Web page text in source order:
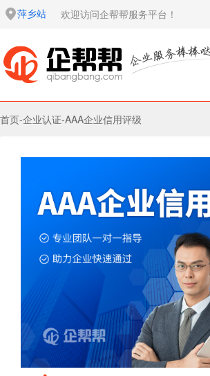
萍乡站 欢迎访问企帮帮服务平台！
首页-企业认证-AAA企业信用评级